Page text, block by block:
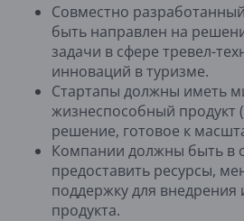
Совместно
быть направлен на
задачи в сфере тревел-
инноваций в туризме.
Стартапы должны иметь
жизнеспособный продукт
решение, готовое к
Компании должны быть в
предоставить ресурсы,
поддержку для
продукта.